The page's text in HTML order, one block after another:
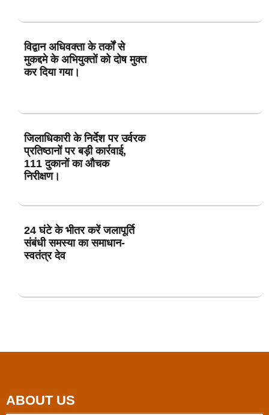
विद्वान अधिवक्ता के तर्कों से
मुकद्दमे के अभियुक्तों को दोष मुक्त
कर दिया गया।
जिलाधिकारी के निर्देश पर उर्वरक
प्रतिष्ठानों पर बड़ी कार्रवाई,
111 दुकानों का औचक
निरीक्षण।
24 घंटे के भीतर करें जलापूर्ति
संबंधी समस्या का समाधान-
स्वतंत्र देव
ABOUT US